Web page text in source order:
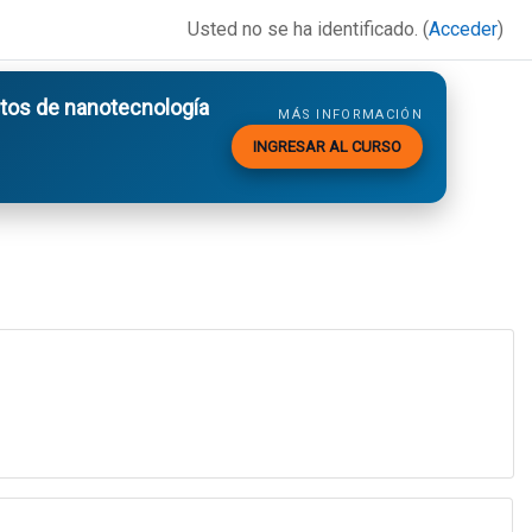
de nanotecnología
MÁS INFORMACIÓN
INGRESAR AL CURSO
Usted no se ha identificado. (Acceder)